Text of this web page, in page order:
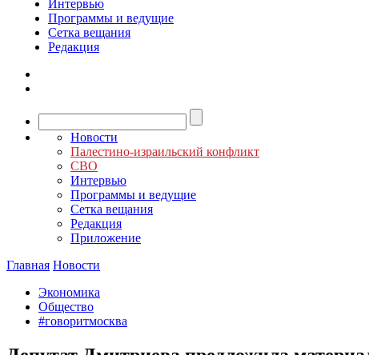
Интервью
Программы и ведущие
Сетка вещания
Редакция
Новости
Палестино-израильский конфликт
СВО
Интервью
Программы и ведущие
Сетка вещания
Редакция
Приложение
Главная Новости
Экономика
Общество
#говоритмосква